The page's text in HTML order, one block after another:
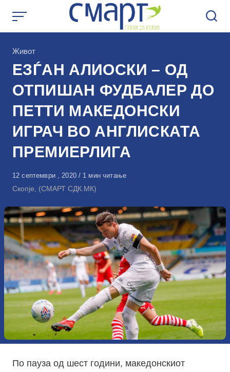
КАтегорија
Живот
ЕЗЃАН АЛИОСКИ – ОД
ОТПИШАН ФУДБАЛЕР ДО
ПЕТТИ МАКЕДОНСКИ
ИГРАЧ ВО АНГЛИСКАТА
ПРЕМИЕРЛИГА
Објавено
на
12 септември , 2020 1 мин читање
Скопје, (СМАРТ СДК.МК)
По пауза од шест години, македонскиот